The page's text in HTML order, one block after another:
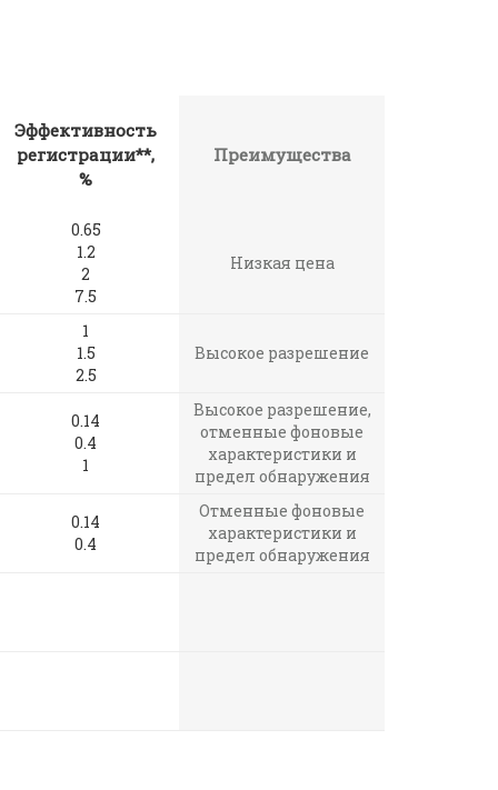
Эффективность
регистрации**,
%
Преимущества
0.65
1.2
2
7.5
Низкая цена
1
1.5
2.5
Высокое разрешение
0.14
0.4
1
Высокое разрешение,
отменные фоновые
характеристики и
предел обнаружения
0.14
0.4
Отменные фоновые
характеристики и
предел обнаружения